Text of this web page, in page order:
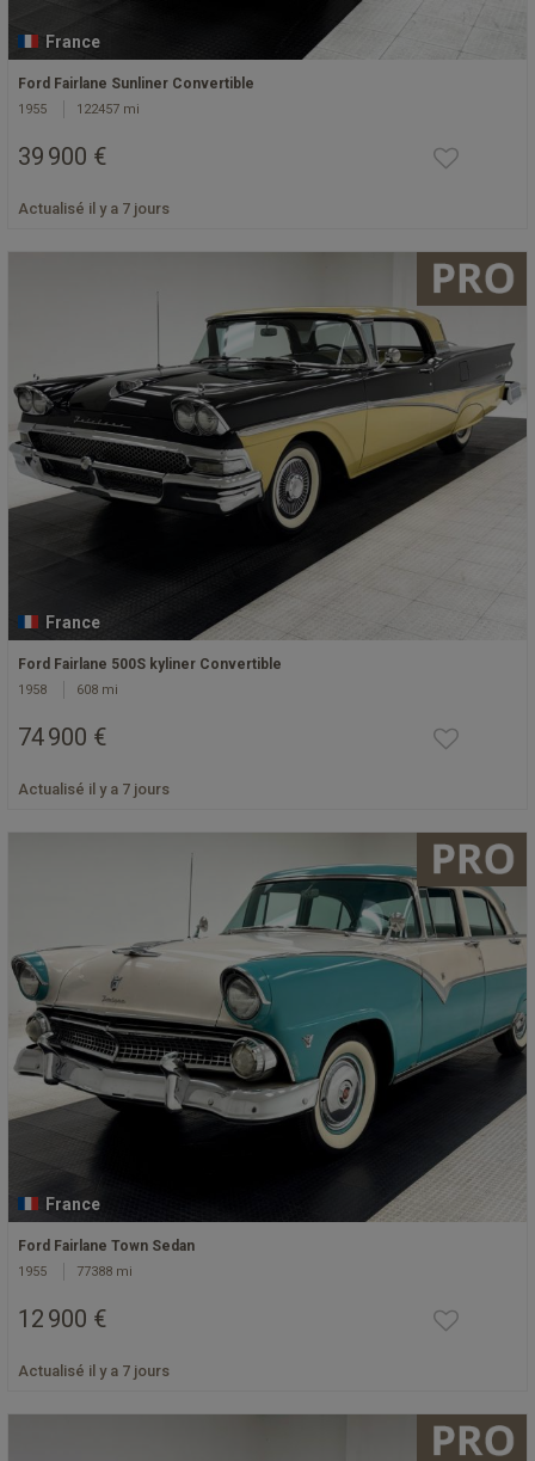
France
Ford Fairlane Sunliner Convertible
1955 122457 mi
39 900 €
Actualisé il y a 7 jours
France
Ford Fairlane 500S kyliner Convertible
1958 608 mi
74 900 €
Actualisé il y a 7 jours
France
Ford Fairlane Town Sedan
1955 77388 mi
12 900 €
Actualisé il y a 7 jours